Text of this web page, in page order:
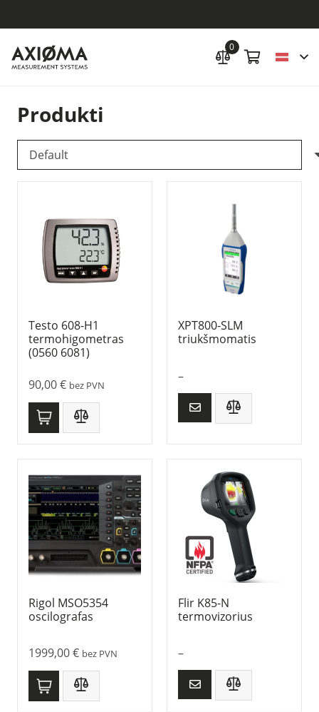
0
Produkti
Testo 608-H1
termohigometras
(0560 6081)
90,00€ bez PVN
XPT800-SLM
triukšmomatis
–
Rigol MSO5354
oscilografas
1999,00€ bez PVN
Flir K85-N
termovizorius
–